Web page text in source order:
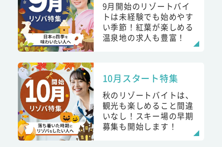
9月開始のリゾートバイ
トは未経験でも始めやす
い季節！紅葉が楽しめる
温泉地の求人も豊富！
10月スタート特集
秋のリゾートバイトは、
観光も楽しめること間違
いなし！スキー場の早期
募集も開始します！